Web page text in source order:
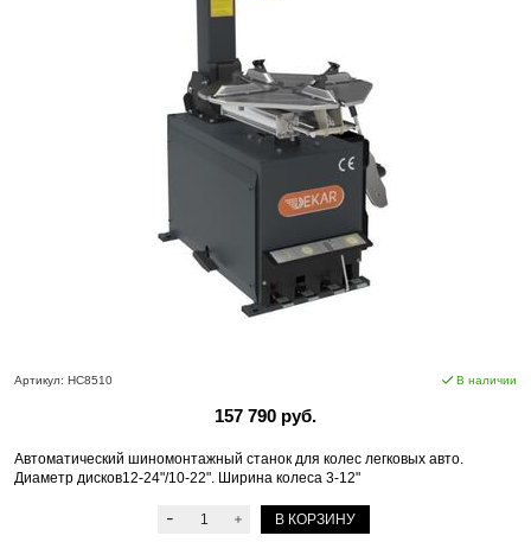
Артикул: HC8510 В наличии
157 790 руб.
Автоматический шиномонтажный станок для колес легковых авто.
Диаметр дисков12-24"/10-22". Ширина колеса 3-12"
В КОРЗИНУ